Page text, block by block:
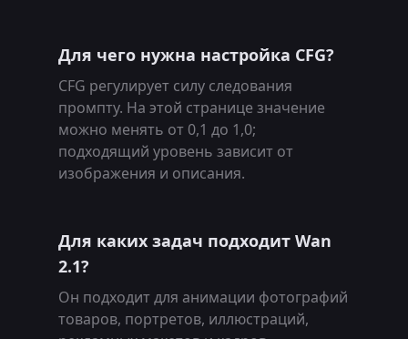
Для чего нужна настройка CFG?
CFG регулирует силу следования
промпту. На этой странице значение
можно менять от 0,1 до 1,0;
подходящий уровень зависит от
изображения и описания.
Для каких задач подходит Wan
2.1?
Он подходит для анимации фотографий
товаров, портретов, иллюстраций,